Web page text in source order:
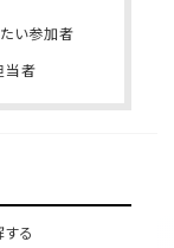
い参加者
当者
する